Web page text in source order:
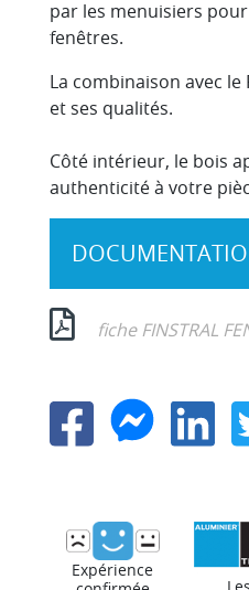
par les menuisiers
fenêtres.
La combinaison avec le
et ses qualités.
Côté intérieur, le bois
authenticité à votre
fiche FINSTRAL
Expérience